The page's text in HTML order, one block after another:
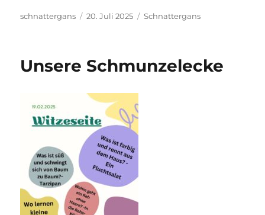
Autor
schnattergans
Veröffentlicht
20. Juli 2025 Kategorien
Schnattergans
Unsere Schmunzelecke